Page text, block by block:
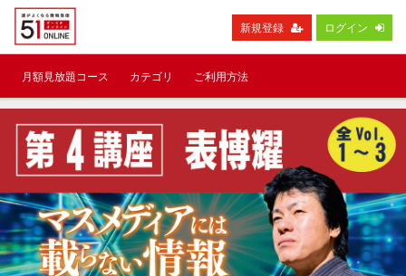
新規登録 ログイン
月額見放題コース カテゴリ ご利用方法